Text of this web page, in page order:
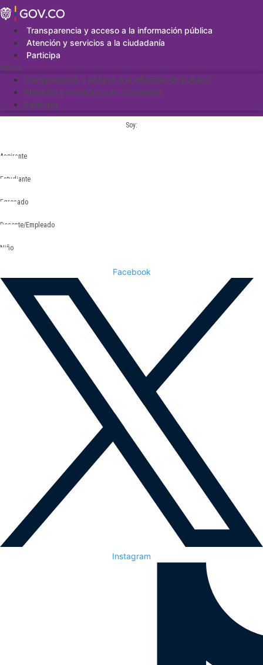
Saltar
al
contenidoTransparencia y acceso a la información pública
Atención y servicios a la ciudadanía
Participa
Menu
Transparencia y acceso a la información pública
Atención y servicios a la ciudadanía
Participa
Soy:
Aspirante
Estudiante
Egresado
Docente/Empleado
Niño
Facebook
Instagram